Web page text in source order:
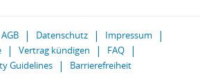
AGB Datenschutz
Impressum
Vertrag kündigen
FAQ
Guidelines
Barrierefreiheit